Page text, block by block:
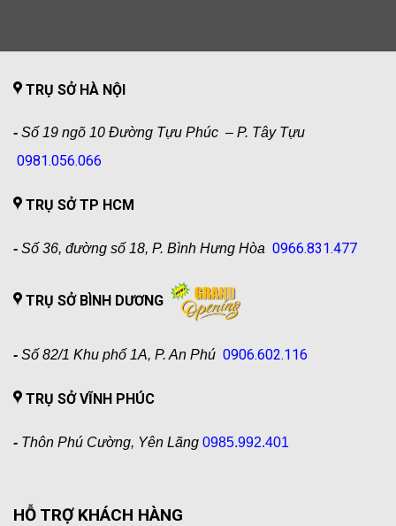
TRỤ SỞ HÀ NỘI
- Số 19 ngõ 10 Đường Tựu Phúc – P. Tây Tựu
0981.056.066
TRỤ SỞ TP HCM
- Số 36, đường số 18, P. Bình Hưng Hòa 0966.831.477
TRỤ SỞ BÌNH DƯƠNG
- Số 82/1 Khu phố 1A, P. An Phú 0906.602.116
TRỤ SỞ VĨNH PHÚC
- Thôn Phú Cường, Yên Lãng 0985.992.401
HỖ TRỢ KHÁCH HÀNG